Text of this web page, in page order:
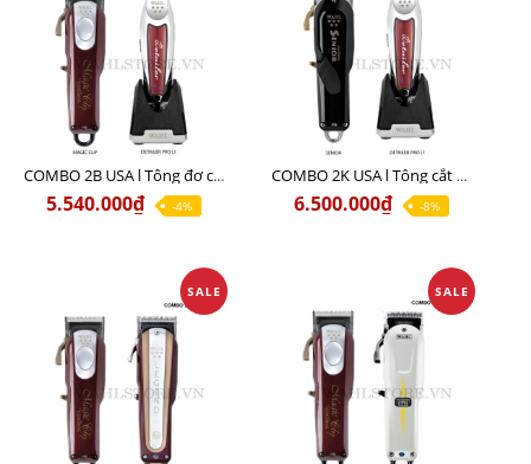
COMBO 2B USA l Tông đơ cắt Magic clip Red + Tông đơ viền Detailer Pro Li
5.540.000₫ -4%
COMBO 2K USA l Tông cắt SENIOR +Tông viền DETAILER PRO LI
6.500.000₫ -8%
SALE SALE